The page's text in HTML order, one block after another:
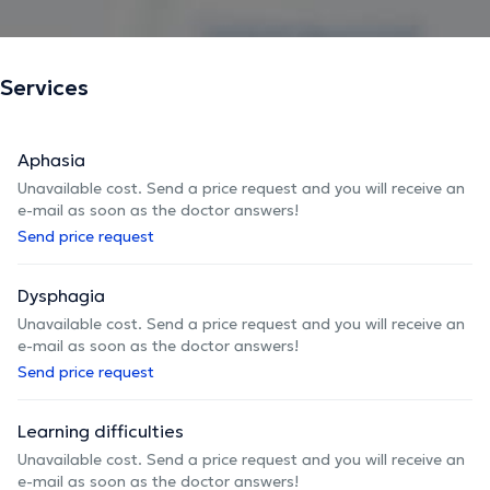
Services
Aphasia
Unavailable cost. Send a price request and you will receive an
e-mail as soon as the doctor answers!
Send price request
Dysphagia
Unavailable cost. Send a price request and you will receive an
e-mail as soon as the doctor answers!
Send price request
Learning difficulties
Unavailable cost. Send a price request and you will receive an
e-mail as soon as the doctor answers!